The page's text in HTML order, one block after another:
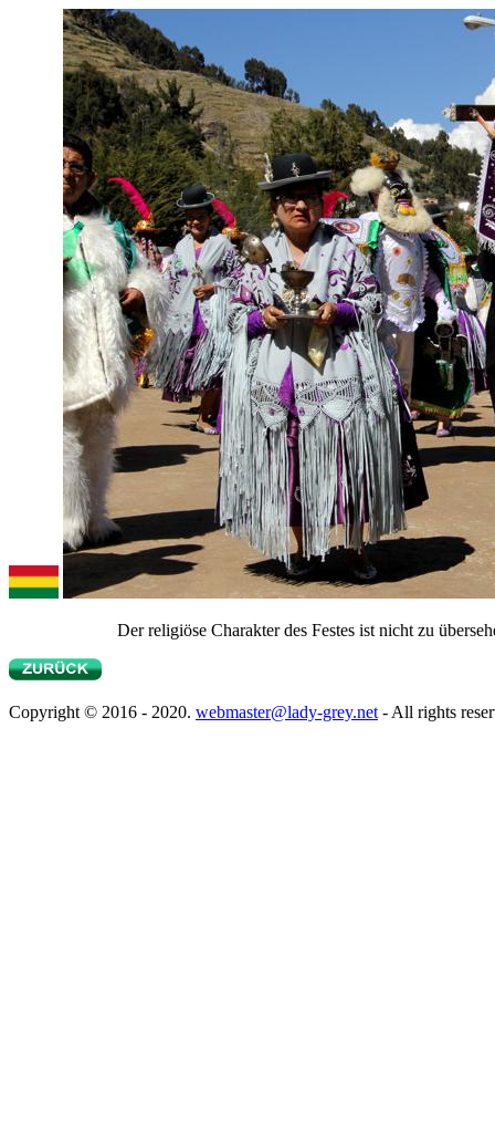
Der religiöse Charakter des Festes ist nicht zu
Copyright © 2016 - 2020. webmaster@lady-grey.net - All rights